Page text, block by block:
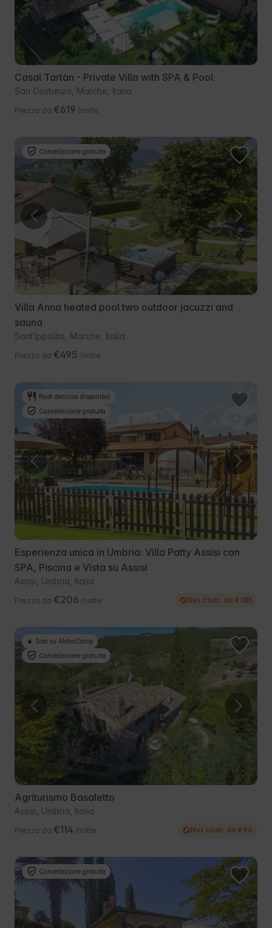
Casal Tartàn - Private Villa with SPA & Pool
San Costanzo, Marche, Italia
Prezzo da €619 /notte
Cancellazione gratuita
Villa Anna heated pool two outdoor jacuzzi and
sauna
SantʼIppolito, Marche, Italia
Prezzo da €495 /notte
Pasti deliziosi disponibili
Cancellazione gratuita
Esperienza unica in Umbria: Villa Patty Assisi con
SPA, Piscina e Vista su Assisi
Assisi, Umbria, Italia
Prezzo da €206 /notte Nel club: da €185
Solo su AlohaCamp
Cancellazione gratuita
Agriturismo Basaletto
Assisi, Umbria, Italia
Prezzo da €114 /notte Nel club: da €96
Cancellazione gratuita